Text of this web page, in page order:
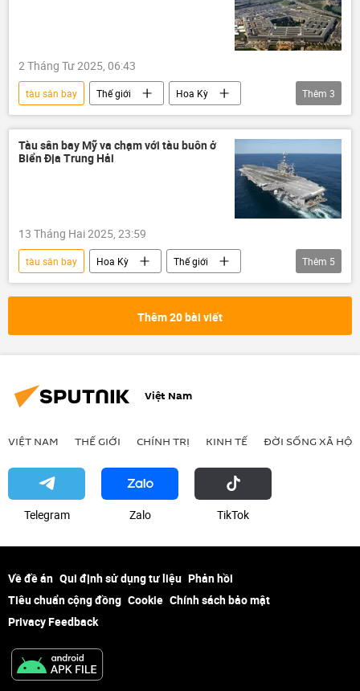
2 Tháng Tư 2025, 06:43
tàu sân bay Thế giới
Hoa Kỳ
Trung Đông
Lầu Năm Góc
Quân sự
Thêm 3
Tàu sân bay Mỹ va chạm với tàu buôn ở
Biển Địa Trung Hải
13 Tháng Hai 2025, 23:59
tàu sân bay Hoa Kỳ
Thế giới
thông tin
Địa Trung Hải
Ai Cập
Thêm 5
Thêm 20 bài viết
Việt Nam
VIỆT NAM THẾ GIỚI CHÍNH TRỊ KINH TẾ ĐỜI SỐNG XÃ HỘI
Telegram Zalo ТikТоk
Về đề án Qui định sử dụng tư liệu Phản hồi
Tiêu chuẩn cộng đồng Cookie Chính sách bảo mật
Privacy Feedback